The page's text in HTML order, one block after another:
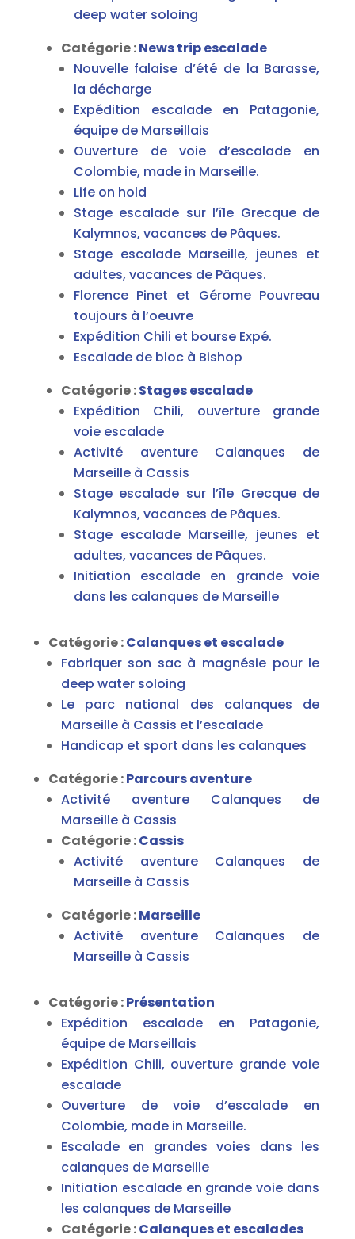
deep water soloing
Catégorie :News trip escalade
Nouvelle falaise d’été de la Barasse,
la décharge
Expédition escalade en Patagonie,
équipe de Marseillais
Ouverture de voie d’escalade en
Colombie, made in Marseille.
Life on hold
Stage escalade sur l’île Grecque de
Kalymnos, vacances de Pâques.
Stage escalade Marseille, jeunes et
adultes, vacances de Pâques.
Florence Pinet et Gérome Pouvreau
toujours à l’oeuvre
Expédition Chili et bourse Expé.
Escalade de bloc à Bishop
Catégorie :Stages escalade
Expédition Chili, ouverture grande
voie escalade
Activité aventure Calanques de
Marseille à Cassis
Stage escalade sur l’île Grecque de
Kalymnos, vacances de Pâques.
Stage escalade Marseille, jeunes et
adultes, vacances de Pâques.
Initiation escalade en grande voie
dans les calanques de Marseille
Catégorie :Calanques et escalade
Fabriquer son sac à magnésie pour le
deep water soloing
Le parc national des calanques de
Marseille à Cassis et l’escalade
Handicap et sport dans les calanques
Catégorie :Parcours aventure
Activité aventure Calanques de
Marseille à Cassis
Catégorie :Cassis
Activité aventure Calanques de
Marseille à Cassis
Catégorie :Marseille
Activité aventure Calanques de
Marseille à Cassis
Catégorie :Présentation
Expédition escalade en Patagonie,
équipe de Marseillais
Expédition Chili, ouverture grande voie
escalade
Ouverture de voie d’escalade en
Colombie, made in Marseille.
Escalade en grandes voies dans les
calanques de Marseille
Initiation escalade en grande voie dans
les calanques de Marseille
Catégorie :Calanques et escalades